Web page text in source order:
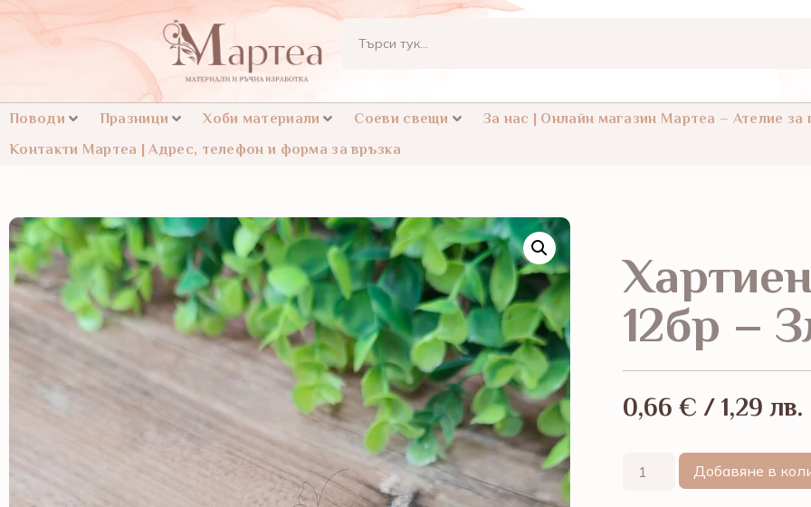
Поводи Празници Хоби материали Соеви свещи
За нас | Онлайн магазин Мартеа – Ателие за
Контакти Мартеа | Адрес, телефон и форма за връзка
12бр –
0,66 € / 1,29 лв.
Добавяне в